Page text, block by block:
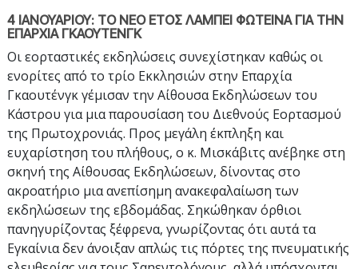
4 ΙΑΝΟΥΑΡΙΟΥ: ΤΟ ΝΕΟ ΕΤΟΣ ΛΑΜΠΕΙ ΦΩΤΕΙΝΑ ΓΙΑ ΤΗΝ
ΕΠΑΡΧΙΑ ΓΚΑΟΥΤΕΝΓΚ
Οι εορταστικές εκδηλώσεις συνεχίστηκαν καθώς οι
ενορίτες από το τρίο Εκκλησιών στην Επαρχία
Γκαουτένγκ γέμισαν την Αίθουσα Εκδηλώσεων του
Κάστρου για μια παρουσίαση του Διεθνούς Εορτασμού
της Πρωτοχρονιάς. Προς μεγάλη έκπληξη και
ευχαρίστηση του πλήθους, ο κ. Μισκάβιτς ανέβηκε στη
σκηνή της Αίθουσας Εκδηλώσεων, δίνοντας στο
ακροατήριο μια ανεπίσημη ανακεφαλαίωση των
εκδηλώσεων της εβδομάδας. Σηκώθηκαν όρθιοι
πανηγυρίζοντας ξέφρενα, γνωρίζοντας ότι αυτά τα
Εγκαίνια δεν άνοιξαν απλώς τις πόρτες της πνευματικής